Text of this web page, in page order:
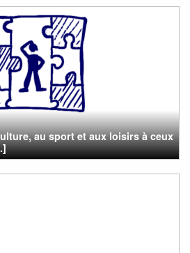
au sport et aux loisirs à ceux